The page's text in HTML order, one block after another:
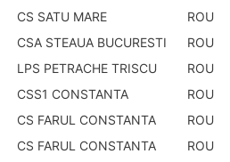
CS SATU MARE
ROU
CSA STEAUA BUCURESTI
ROU
LPS PETRACHE TRISCU
ROU
CSS1 CONSTANTA
ROU
CS FARUL CONSTANTA
ROU
CS FARUL CONSTANTA
ROU